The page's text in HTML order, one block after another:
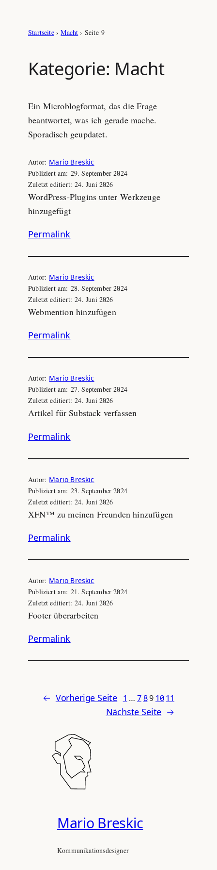
Mario Breskic
Kommunikationsdesigner
Startseite›Macht › Seite 9
Kategorie: Macht
Ein Microblogformat, das die Frage
beantwortet, was ich gerade mache.
Sporadisch geupdatet.
Autor: Mario Breskic
Publiziert am: 29. September 2024
Zuletzt editiert:24. Juni 2026
WordPress‑Plugins unter Werkzeuge
hinzugefügt
Permalink
Autor: Mario Breskic
Publiziert am: 28. September 2024
Zuletzt editiert:24. Juni 2026
Webmention hinzufügen
Permalink
Autor: Mario Breskic
Publiziert am: 27. September 2024
Zuletzt editiert:24. Juni 2026
Artikel für Substack verfassen
Permalink
Autor: Mario Breskic
Publiziert am: 23. September 2024
Zuletzt editiert:24. Juni 2026
XFN™ zu meinen Freunden hinzufügen
Permalink
Autor: Mario Breskic
Publiziert am: 21. September 2024
Zuletzt editiert:24. Juni 2026
Footer überarbeiten
Permalink
← Vorherige Seite 1 … 789 10 11
Nächste Seite →